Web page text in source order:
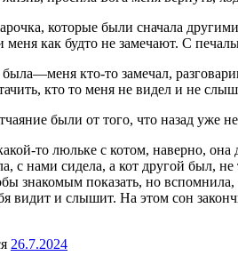
которые были сначала
меня как будто не замечают. С
кто-то замечал,
кто то меня не видел и не
были от того, что назад уже
то люльке с котом, наверно, она
с нами сидела, а кот другой был, не
знакомым показать, но
видит и слышит. На этом сон
26.7.2024